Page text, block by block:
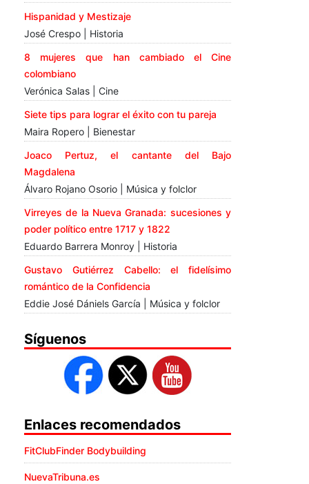
Hispanidad y Mestizaje
José Crespo | Historia
8 mujeres que han cambiado el Cine
colombiano
Verónica Salas | Cine
Siete tips para lograr el éxito con tu pareja
Maira Ropero | Bienestar
Joaco Pertuz, el cantante del Bajo
Magdalena
Álvaro Rojano Osorio | Música y folclor
Virreyes de la Nueva Granada: sucesiones y
poder político entre 1717 y 1822
Eduardo Barrera Monroy | Historia
Gustavo Gutiérrez Cabello: el fidelísimo
romántico de la Confidencia
Eddie José Dániels García | Música y folclor
Síguenos
Enlaces recomendados
FitClubFinder Bodybuilding
NuevaTribuna.es